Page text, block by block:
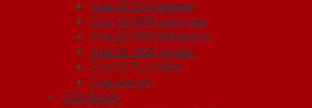
Cửa Gỗ HDF Veneer
Cửa Gỗ MDF Laminate
Cửa gỗ MDF Melamine
Cửa Gỗ MDF Veneer
Cửa Gỗ Tự Nhiên
Cửa vòm gỗ
CỬA NHỰA